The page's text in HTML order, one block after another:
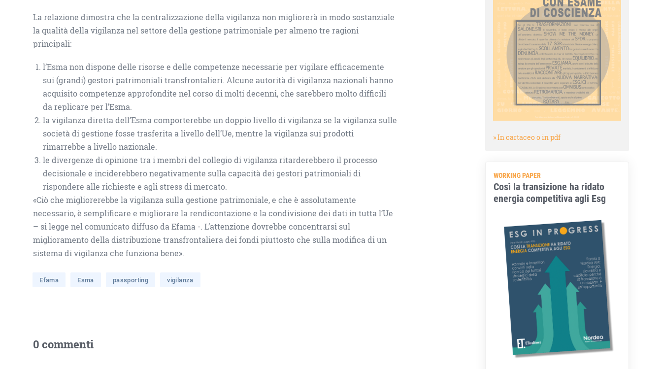
La relazione dimostra che la centralizzazione della vigilanza non migliorerà in modo sostanziale
la qualità della vigilanza nel settore della gestione patrimoniale per almeno tre ragioni
principali:
l’Esma non dispone delle risorse e delle competenze necessarie per vigilare efficacemente
sui (grandi) gestori patrimoniali transfrontalieri. Alcune autorità di vigilanza nazionali hanno
acquisito competenze approfondite nel corso di molti decenni, che sarebbero molto difficili
da replicare per l’Esma.
la vigilanza diretta dell’Esma comporterebbe un doppio livello di vigilanza se la vigilanza sulle
società di gestione fosse trasferita a livello dell’Ue, mentre la vigilanza sui prodotti
rimarrebbe a livello nazionale.
le divergenze di opinione tra i membri del collegio di vigilanza ritarderebbero il processo
decisionale e inciderebbero negativamente sulla capacità dei gestori patrimoniali di
rispondere alle richieste e agli stress di mercato.
«Ciò che migliorerebbe la vigilanza sulla gestione patrimoniale, e che è assolutamente
necessario, è semplificare e migliorare la rendicontazione e la condivisione dei dati in tutta l’Ue
– si legge nel comunicato diffuso da Efama -. L’attenzione dovrebbe concentrarsi sul
miglioramento della distribuzione transfrontaliera dei fondi piuttosto che sulla modifica di un
sistema di vigilanza che funziona bene».
Efama Esma passporting vigilanza
0 commenti
» In cartaceo o in pdf
WORKING PAPER
Così la transizione ha ridato
energia competitiva agli Esg